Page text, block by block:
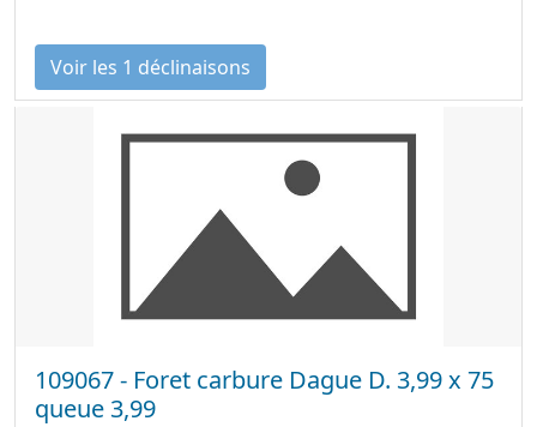
Voir les 1 déclinaisons
109067 - Foret carbure Dague D. 3,99 x 75
queue 3,99